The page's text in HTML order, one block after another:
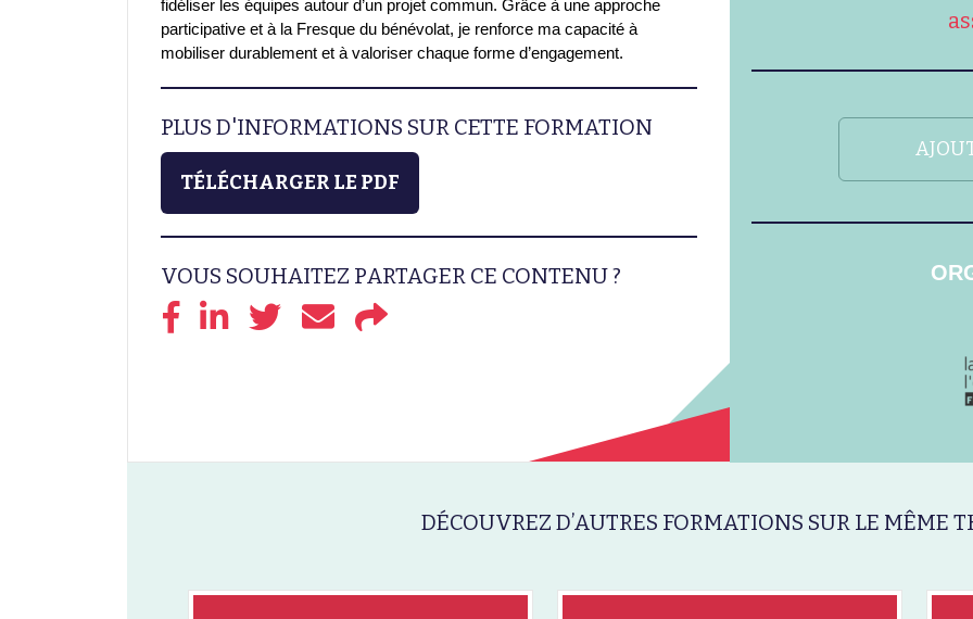
fidéliser les équipes autour d’un projet commun. Grâce à une approche
participative et à la Fresque du bénévolat, je renforce ma capacité à
mobiliser durablement et à valoriser chaque forme d’engagement.
PLUS D'INFORMATIONS SUR CETTE FORMATION
TÉLÉCHARGER LE PDF
VOUS SOUHAITEZ PARTAGER CE CONTENU ?
DÉCOUVREZ D’AUTRES FORMATIONS SUR LE MÊME